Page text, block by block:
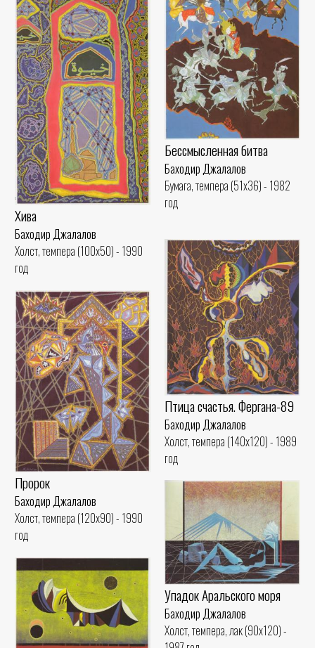
Хива
Баходир Джалалов
Холст, темпера (100x50) - 1990
год
Бессмысленная битва
Баходир Джалалов
Бумага, темпера (51x36) - 1982
год
Птица счастья. Фергана-89
Баходир Джалалов
Холст, темпера (140x120) - 1989
год
Пророк
Баходир Джалалов
Холст, темпера (120x90) - 1990
год
Упадок Аральского моря
Баходир Джалалов
Холст, темпера, лак (90x120) -